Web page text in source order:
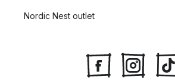
Nordic Nest outlet